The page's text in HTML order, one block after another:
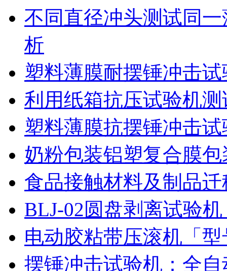
不同直径冲头测试同
析
塑料薄膜耐摆锤冲击
利用纸箱抗压试验机
塑料薄膜抗摆锤冲击
奶粉包装铝塑复合膜
食品接触材料及制品
BLJ-02圆盘剥离试验
电动胶粘带压滚机「
摆锤冲击试验机：全